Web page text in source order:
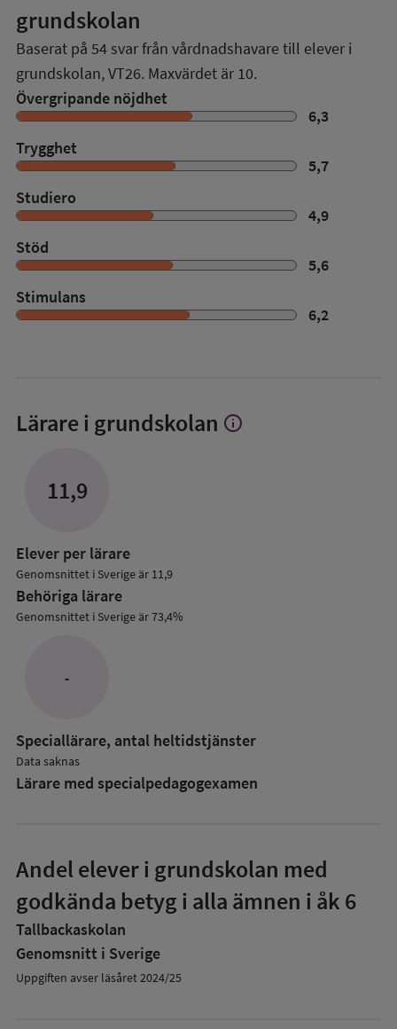
grundskolan
Baserat på 54 svar från vårdnadshavare till elever i
grundskolan,VT26. Maxvärdet är 10.
Övergripande nöjdhet
6,3
Trygghet
5,7
Studiero
4,9
Stöd
5,6
Stimulans
6,2
Lärare i grundskolan Visa
info
11,9
Elever per lärare
Genomsnittet i Sverige är 11,9
Behöriga lärare
Genomsnittet i Sverige är 73,4%
-
Speciallärare, antal heltidstjänster
Data saknas
Lärare med specialpedagog­examen
Andel elever i grundskolan med
godkända betyg i alla ämnen i åk 6
Tallbackaskolan
Genomsnitt i Sverige
Uppgiften avser läsåret 2024/25